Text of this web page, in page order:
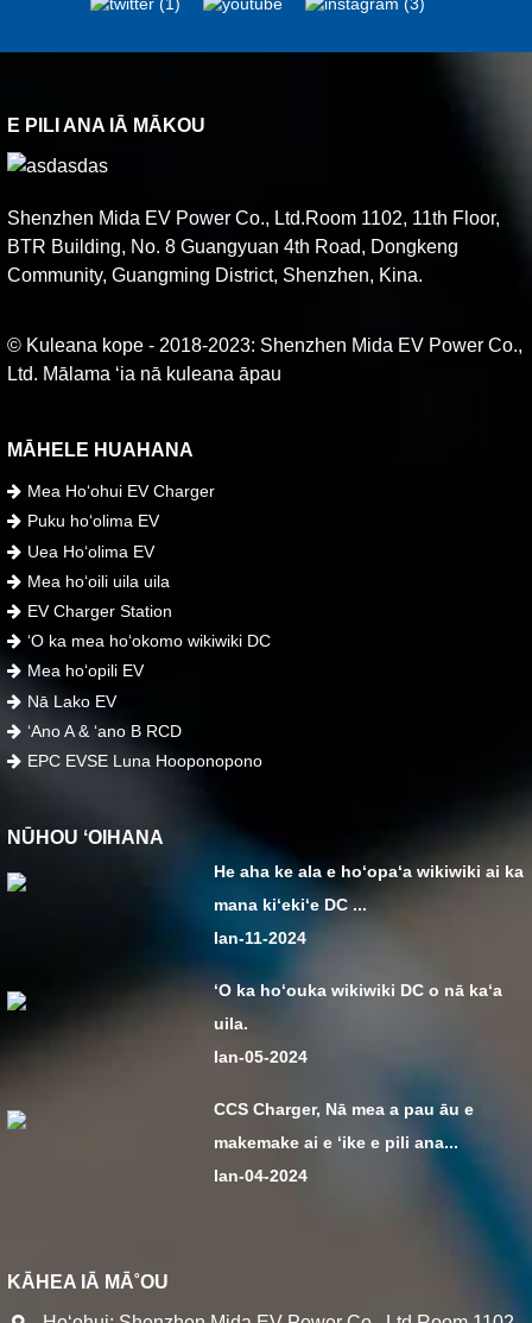
E PILI ANA IĀ MĀKOU
Shenzhen Mida EV Power Co., Ltd.Room 1102, 11th Floor,
BTR Building, No. 8 Guangyuan 4th Road, Dongkeng
Community, Guangming District, Shenzhen, Kina.
© Kuleana kope - 2018-2023: Shenzhen Mida EV Power Co.,
Ltd. Mālama ʻia nā kuleana āpau
MĀHELE HUAHANA
Mea Hoʻohui EV Charger
Puku hoʻolima EV
Uea Hoʻolima EV
Mea hoʻoili uila uila
EV Charger Station
ʻO ka mea hoʻokomo wikiwiki DC
Mea hoʻopili EV
Nā Lako EV
ʻAno A & ʻano B RCD
EPC EVSE Luna Hooponopono
NŪHOU ʻOIHANA
He aha ke ala e hoʻopaʻa wikiwiki ai ka
mana kiʻekiʻe DC ...
Ian-11-2024
ʻO ka hoʻouka wikiwiki DC o nā kaʻa
uila.
Ian-05-2024
CCS Charger, Nā mea a pau āu e
makemake ai e ʻike e pili ana...
Ian-04-2024
KĀHEA IĀ MĀ˚OU